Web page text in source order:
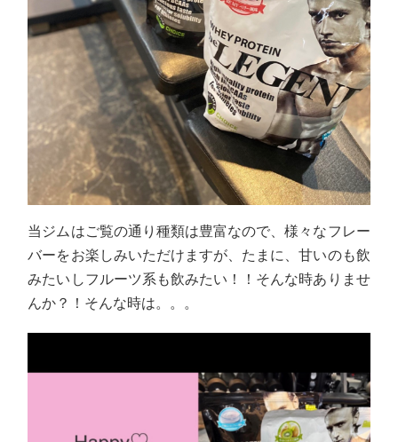
当ジムはご覧の通り種類は豊富なので、様々なフレー
バーをお楽しみいただけますが、たまに、甘いのも飲
みたいしフルーツ系も飲みたい！！そんな時ありませ
んか？！そんな時は。。。